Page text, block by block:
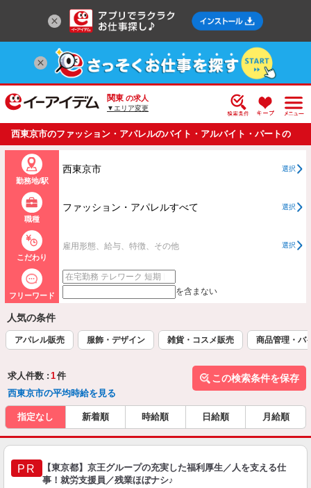
関東 の求人
▼エリア変更
西東京市のファッション・アパレルのバイト・アルバイト・パートの
求人情報一覧
勤務地/駅
西東京市 選択
職種
ファッション・アパレルすべて 選択
こだわり
雇用形態、給与、特徴、その他 選択
フリーワード を含まない
人気の条件
アパレル販売 服飾・デザイン 雑貨・コスメ販売 商品管理・バ
求人件数 : 1件
西東京市の平均時給を見る
この検索条件を保存
指定なし 新着順 時給順 日給順 月給順
PR
【東京都】京王グループの充実した福利厚生／人を支える仕
事！就労支援員／残業ほぼナシ♪